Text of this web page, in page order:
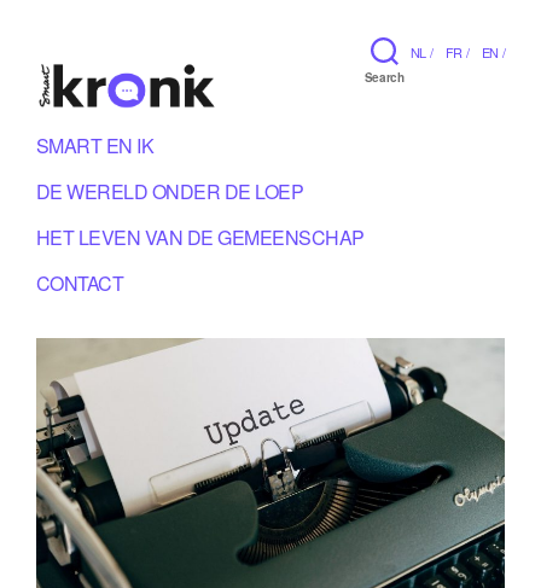
NL / FR / EN /
Search
SMART EN IK
DE WERELD ONDER DE LOEP
HET LEVEN VAN DE GEMEENSCHAP
CONTACT